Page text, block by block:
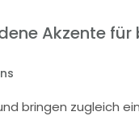
Akzente
bringen zugleich